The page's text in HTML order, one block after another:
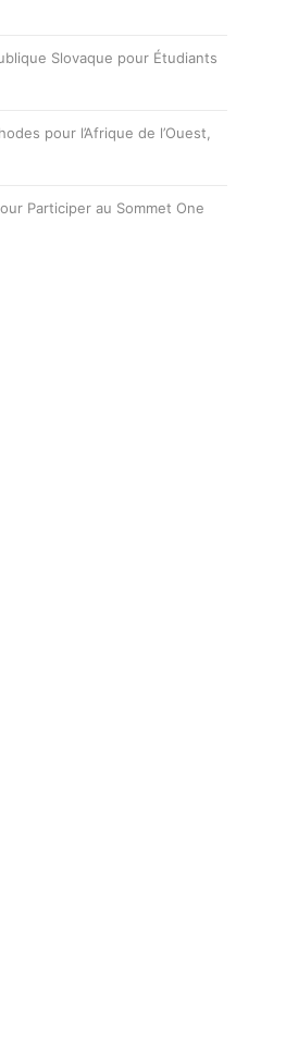
Slovaque pour Étudiants
pour l’Afrique de l’Ouest,
Participer au Sommet One